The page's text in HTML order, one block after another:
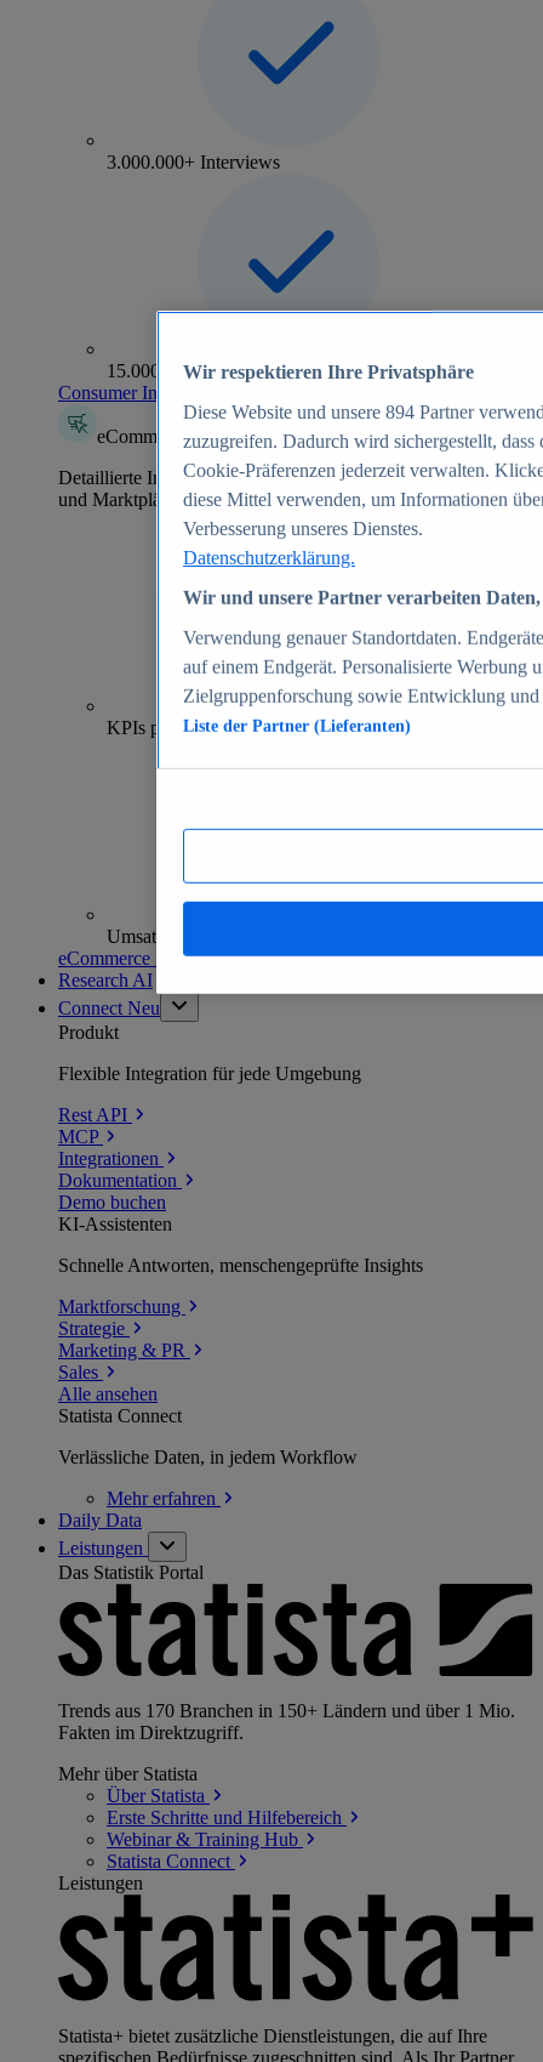
3.000.000+ Interviews
15.000+ Marken
Consumer Insights entdecken
eCommerce Insights
Detaillierte Informationen zu mehr als 39.000 Online-Shops
und Marktplätzen
70+
KPIs pro Shop
Umsatzanalysen und -prognosen
eCommerce Insights entdecken
Research AI
Connect Neu
Produkt
Flexible Integration für jede Umgebung
Rest API
MCP
Integrationen
Dokumentation
Demo buchen
KI-Assistenten
Schnelle Antworten, menschengeprüfte Insights
Marktforschung
Strategie
Marketing & PR
Sales
Alle ansehen
Statista Connect
Verlässliche Daten, in jedem Workflow
Mehrerfahren
Daily Data
Leistungen
Das Statistik Portal
Trends aus 170 Branchen in 150+ Ländern und über 1 Mio.
Fakten im Direktzugriff.
Mehr über Statista
Über Statista
Erste Schritte und Hilfebereich
Webinar & Training Hub
Statista Connect
Leistungen
Statista+ bietet zusätzliche Dienstleistungen, die auf Ihre
spezifischen Bedürfnisse zugeschnitten sind. Als Ihr Partner
Wir respektieren Ihre Privatsphäre
Diese Website und unsere 894 Partner
zuzugreifen. Dadurch wird sichergestellt,
Cookie-Präferenzen jederzeit verwalten.
diese Mittel verwenden, um Informationen
Verbesserung unseres Dienstes.
Datenschutzerklärung.
Wir und unsere Partner verarbeiten
Verwendung genauer Standortdaten.
auf einem Endgerät. Personalisierte Werbung
Zielgruppenforschung sowie Entwicklung
Liste der Partner (Lieferanten)